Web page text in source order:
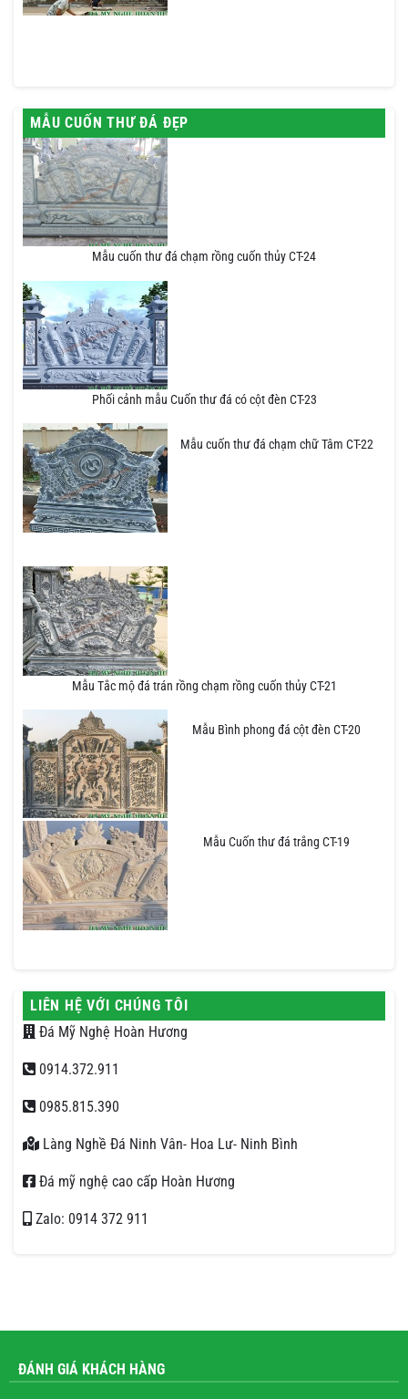
MẪU CUỐN THƯ ĐÁ ĐẸP
Mẫu cuốn thư đá chạm rồng cuốn thủy CT-24
Phối cảnh mẫu Cuốn thư đá có cột đèn CT-23
Mẫu cuốn thư đá chạm chữ Tâm CT-22
Mẫu Tắc mộ đá trán rồng chạm rồng cuốn thủy CT-21
Mẫu Bình phong đá cột đèn CT-20
Mẫu Cuốn thư đá trắng CT-19
LIÊN HỆ VỚI CHÚNG TÔI
Đá Mỹ Nghệ Hoàn Hương
0914.372.911
0985.815.390
Làng Nghề Đá Ninh Vân- Hoa Lư- Ninh Bình
Đá mỹ nghệ cao cấp Hoàn Hương
Zalo: 0914 372 911
ĐÁNH GIÁ KHÁCH HÀNG